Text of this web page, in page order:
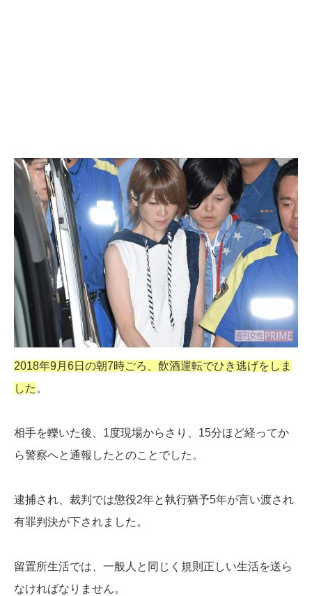
2018年9月6日の朝7時ごろ、飲酒運転でひき逃げをしま
した 。
相手を轢いた後、1度現場からさり、15分ほど経ってか
ら警察へと通報したとのことでした。
逮捕され、裁判では懲役2年と執行猶予5年が言い渡され
有罪判決が下されました。
留置所生活では、一般人と同じく規則正しい生活を送ら
なければなりません。